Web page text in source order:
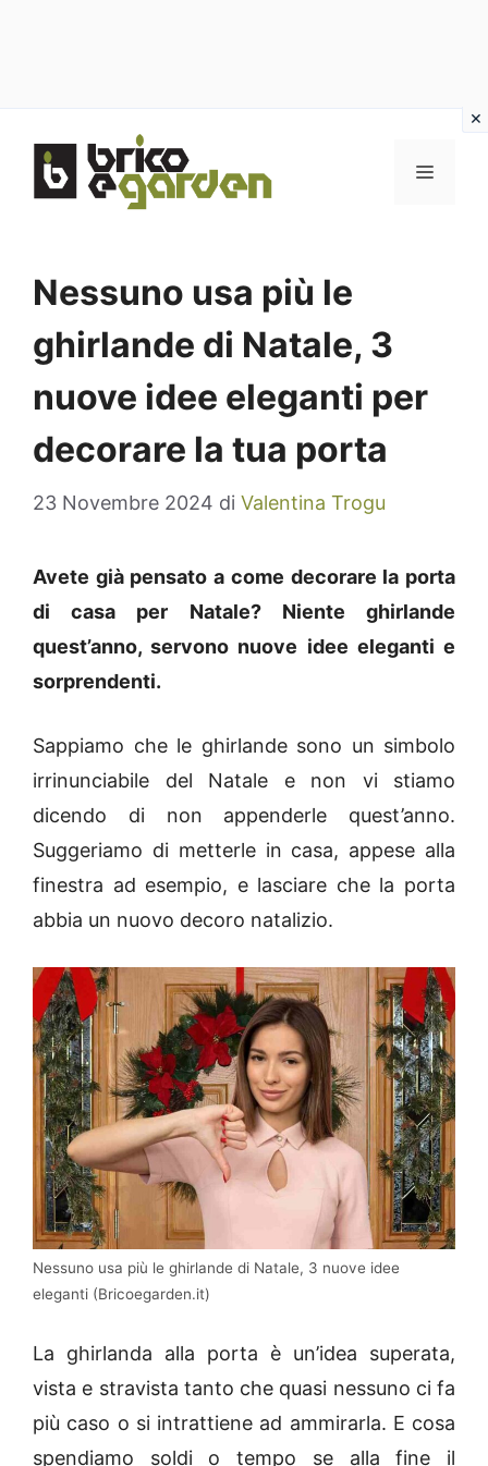
contenuto
MENU
Nessuno usa più le
ghirlande di Natale, 3
nuove idee eleganti per
decorare la tua porta
23 Novembre 2024 di Valentina Trogu
Avete già pensato a come decorare la porta
di casa per Natale? Niente ghirlande
quest’anno, servono nuove idee eleganti e
sorprendenti.
Sappiamo che le ghirlande sono un simbolo
irrinunciabile del Natale e non vi stiamo
dicendo di non appenderle quest’anno.
Suggeriamo di metterle in casa, appese alla
finestra ad esempio, e lasciare che la porta
abbia un nuovo decoro natalizio.
Nessuno usa più le ghirlande di Natale, 3 nuove idee
eleganti (Bricoegarden.it)
La ghirlanda alla porta è un’idea superata,
vista e stravista tanto che quasi nessuno ci fa
più caso o si intrattiene ad ammirarla. E cosa
spendiamo soldi o tempo se alla fine il